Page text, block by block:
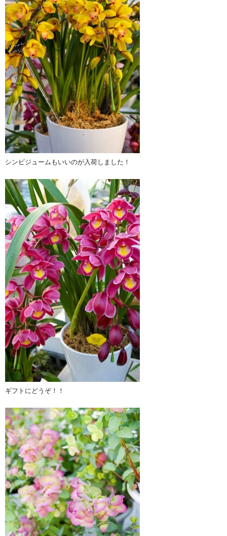
シンビジュームもいいのが入荷しました！
ギフトにどうぞ！！